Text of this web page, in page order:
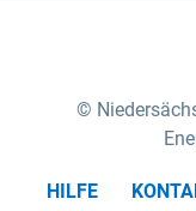
HILFE